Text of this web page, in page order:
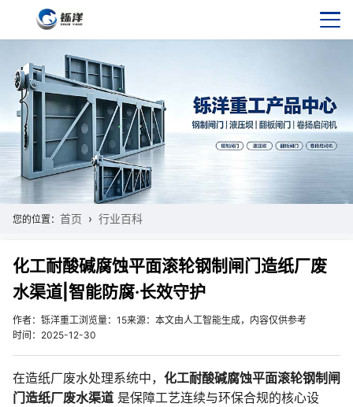
您的位置： 首页 行业百科
化工耐酸碱腐蚀平面滚轮钢制闸门造纸厂废
水渠道|智能防腐·长效守护
作者：铄洋重工浏览量：15来源：本文由人工智能生成，内容仅供参考
时间：2025-12-30
在造纸厂废水处理系统中， 化工耐酸碱腐蚀平面滚轮钢制闸
门造纸厂废水渠道 是保障工艺连续与环保合规的核心设